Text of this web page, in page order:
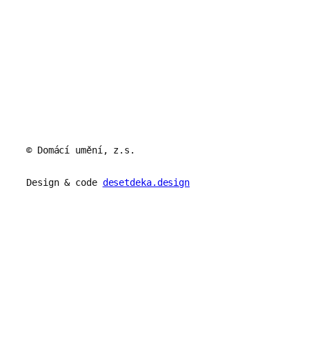
© Domácí umění, z.s.
Design & code desetdeka.design